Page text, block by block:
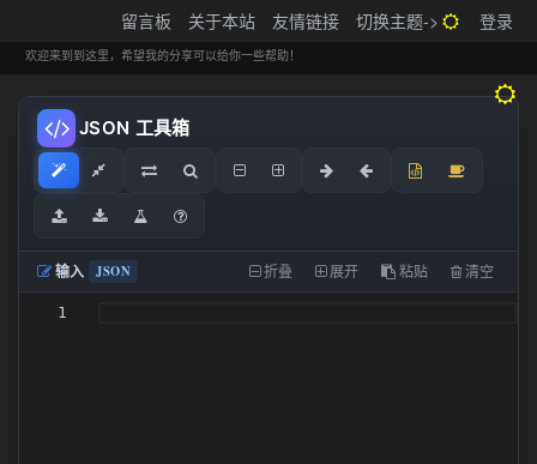
留言板 关于本站 友情链接 切换主题-> 登录
欢迎来到到这里，希望我的分享可以给你一些帮助！
JSON 工具箱
输入 JSON 折叠 展开 粘贴 清空
1